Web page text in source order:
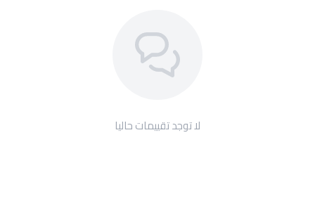
لا توجد تقييمات حاليا